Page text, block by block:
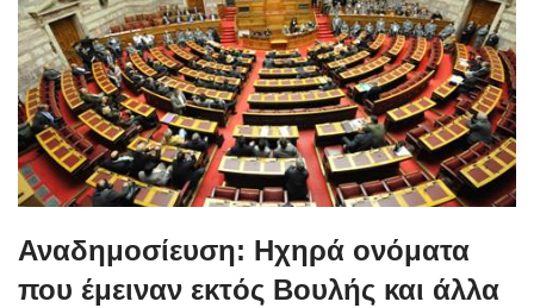
Αναδημοσίευση: Ηχηρά ονόματα
που έμειναν εκτός Βουλής και άλλα